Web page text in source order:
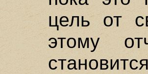
цель от
этому